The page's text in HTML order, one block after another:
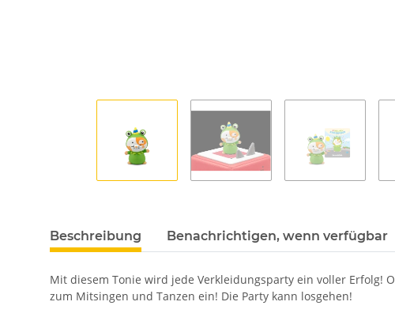
Beschreibung Benachrichtigen, wenn verfügbar
Mit diesem Tonie wird jede Verkleidungsparty ein voller Erfolg!
zum Mitsingen und Tanzen ein! Die Party kann losgehen!